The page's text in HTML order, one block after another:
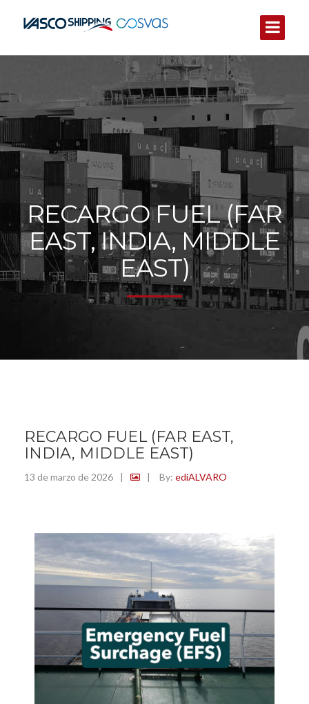
RECARGO FUEL (FAR
EAST, INDIA, MIDDLE
EAST)
RECARGO FUEL (FAR EAST,
INDIA, MIDDLE EAST)
13 de marzo de 2026 | | By: ediALVARO